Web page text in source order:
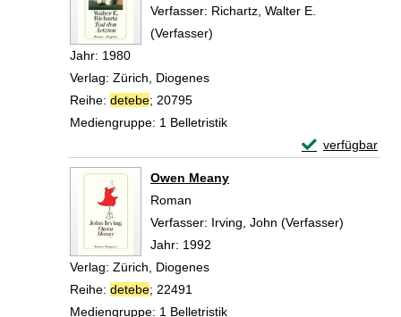
Verfasser: Richartz, Walter E.
(Verfasser)
Jahr: 1980
Verlag: Zürich, Diogenes
Reihe: detebe; 20795
Mediengruppe: 1 Belletristik
verfügbar
Exemplar-
Owen Meany
Roman
Verfasser: Irving, John (Verfasser)
Jahr: 1992
Verlag: Zürich, Diogenes
Reihe: detebe; 22491
Mediengruppe: 1 Belletristik